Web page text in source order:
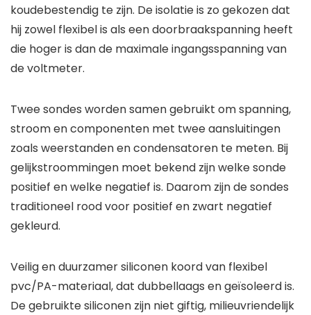
koudebestendig te zijn. De isolatie is zo gekozen dat
hij zowel flexibel is als een doorbraakspanning heeft
die hoger is dan de maximale ingangsspanning van
de voltmeter.
Twee sondes worden samen gebruikt om spanning,
stroom en componenten met twee aansluitingen
zoals weerstanden en condensatoren te meten. Bij
gelijkstroommingen moet bekend zijn welke sonde
positief en welke negatief is. Daarom zijn de sondes
traditioneel rood voor positief en zwart negatief
gekleurd.
Veilig en duurzamer siliconen koord van flexibel
pvc/PA-materiaal, dat dubbellaags en geïsoleerd is.
De gebruikte siliconen zijn niet giftig, milieuvriendelijk